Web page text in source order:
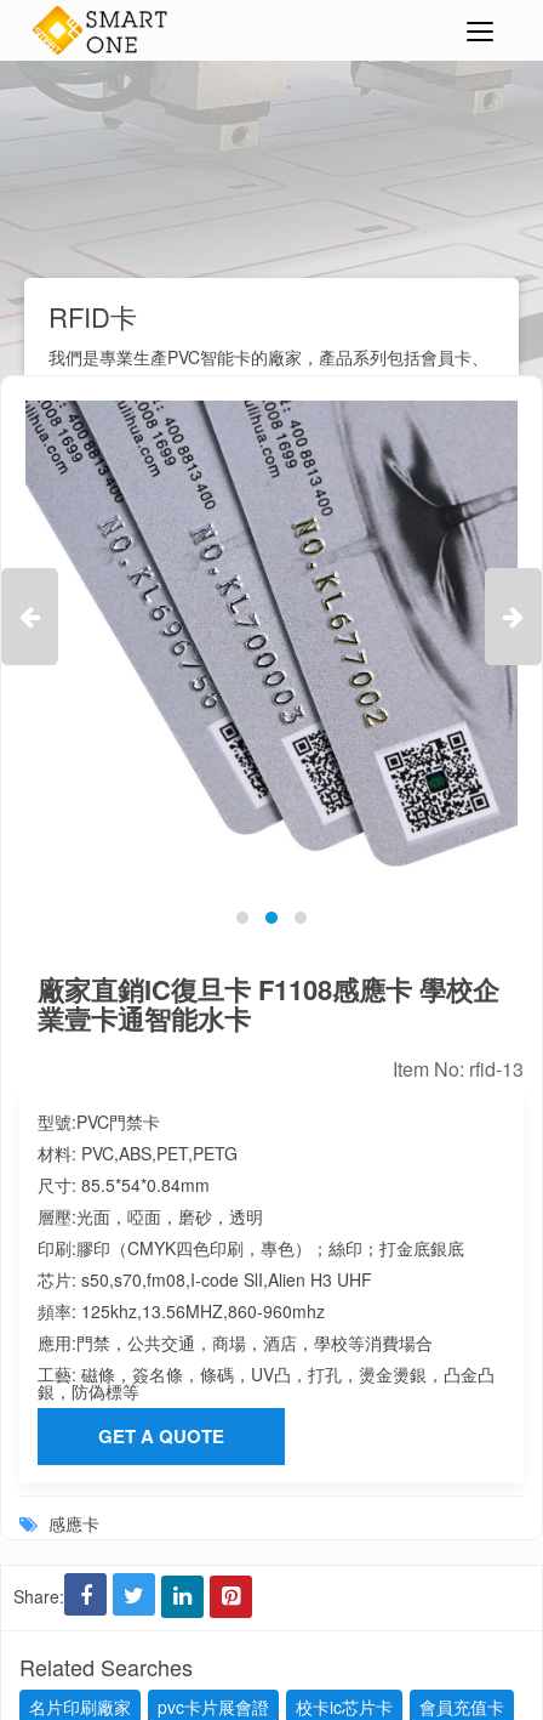
> 智能卡
RFID卡
我們是專業生產PVC智能卡的廠家，產品系列包括會員卡、
門禁卡、鑰匙扣卡、磁條卡、條碼卡等各種塑料卡片。我們
擁有先進的生產設備和成熟的膠卡製造技術，支持卡片個性
化定制服務。
 
廠家直銷IC復旦卡 F1108感應卡 學校企
業壹卡通智能水卡
Item No: rfid-13
型號:PVC門禁卡
材料: PVC,ABS,PET,PETG
尺寸: 85.5*54*0.84mm
層壓:光面，啞面，磨砂，透明
印刷:膠印（CMYK四色印刷，專色）；絲印；打金底銀底
芯片: s50,s70,fm08,I-code SlI,Alien H3 UHF
頻率: 125khz,13.56MHZ,860-960mhz
應用:門禁，公共交通，商場，酒店，學校等消費場合
工藝: 磁條，簽名條，條碼，UV凸，打孔，燙金燙銀，凸金凸
銀，防偽標等
GET A QUOTE
感應卡
Share:
Related Searches
名片印刷廠家 pvc卡片展會證 校卡ic芯片卡
會員充值卡